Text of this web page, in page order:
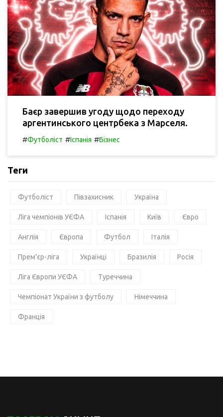
Баєр завершив угоду щодо переходу
аргентинського центрбека з Марселя.
#Футболіст #Іспанія #Бізнес
Теги
Футболіст Півзахисник Україна
Ліга чемпіонів УЄФА Іспанія Київ Євро
Англія Європа Футбол Італія
Прем'єр-ліга Українці Бразилія Росія
Ліга Європи УЄФА Туреччина
Чемпіонат України з футболу Німеччина
Франція